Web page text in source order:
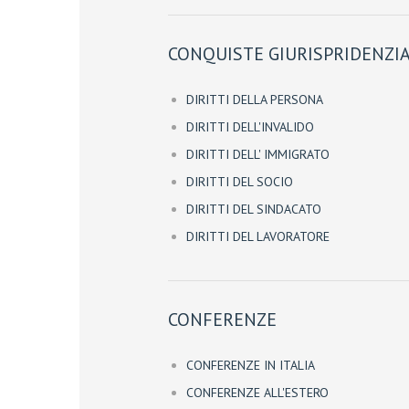
CONQUISTE
DIRITTI DELLA PERSONA
DIRITTI DELL'INVALIDO
DIRITTI DELL' IMMIGRATO
DIRITTI DEL SOCIO
DIRITTI DEL SINDACATO
DIRITTI DEL LAVORATORE
CONFERENZE
CONFERENZE IN ITALIA
CONFERENZE ALL'ESTERO